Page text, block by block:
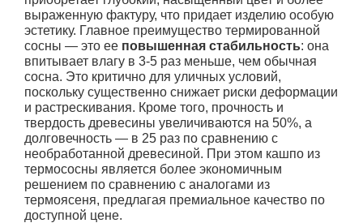
выраженную фактуру, что придает изделию особую
эстетику. Главное преимущество термированной
сосны — это ее повышенная стабильность: она
впитывает влагу в 3-5 раз меньше, чем обычная
сосна. Это критично для уличных условий,
поскольку существенно снижает риски деформации
и растрескивания. Кроме того, прочность и
твердость древесины увеличиваются на 50%, а
долговечность — в 25 раз по сравнению с
необработанной древесиной. При этом кашпо из
термососны является более экономичным
решением по сравнению с аналогами из
термоясеня, предлагая премиальное качество по
доступной цене.